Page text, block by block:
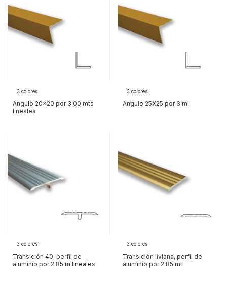
3 colores
Angulo 20x20 por 3.00 mts
lineales
3 colores
Angulo 25X25 por 3 ml
3 colores
Transición 40, perfil de
aluminio por 2.85 m lineales
3 colores
Transición liviana, perfil de
aluminio por 2.85 mtl